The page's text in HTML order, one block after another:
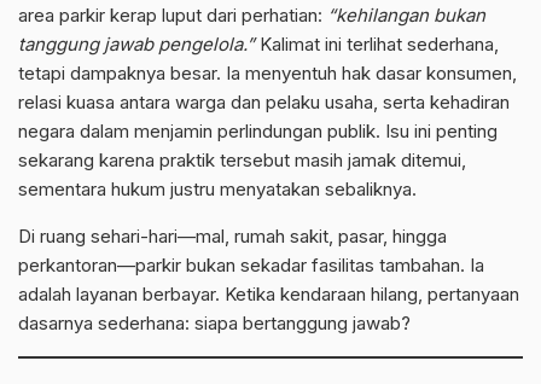
area parkir kerap luput dari perhatian: “kehilangan bukan
tanggung jawab pengelola.”Kalimat ini terlihat sederhana,
tetapi dampaknya besar. Ia menyentuh hak dasar konsumen,
relasi kuasa antara warga dan pelaku usaha, serta kehadiran
negara dalam menjamin perlindungan publik. Isu ini penting
sekarang karena praktik tersebut masih jamak ditemui,
sementara hukum justru menyatakan sebaliknya.
Di ruang sehari-hari—mal, rumah sakit, pasar, hingga
perkantoran—parkir bukan sekadar fasilitas tambahan. Ia
adalah layanan berbayar. Ketika kendaraan hilang, pertanyaan
dasarnya sederhana: siapa bertanggung jawab?